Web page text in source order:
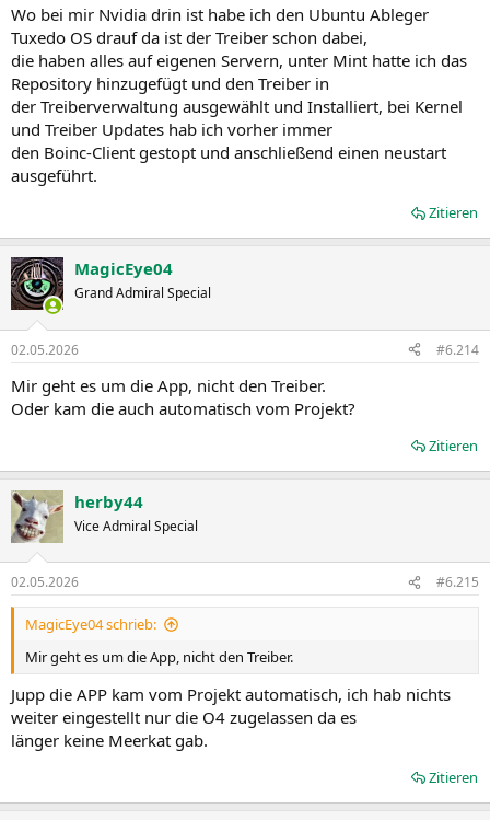
Wo bei mir Nvidia drin ist habe ich den Ubuntu Ableger
Tuxedo OS drauf da ist der Treiber schon dabei,
die haben alles auf eigenen Servern, unter Mint hatte ich das
Repository hinzugefügt und den Treiber in
der Treiberverwaltung ausgewählt und Installiert, bei Kernel
und Treiber Updates hab ich vorher immer
den Boinc-Client gestopt und anschließend einen neustart
ausgeführt.
Zitieren
MagicEye04
Grand Admiral Special
02.05.2026 #6.214
Mir geht es um die App, nicht den Treiber.
Oder kam die auch automatisch vom Projekt?
Zitieren
herby44
Vice Admiral Special
02.05.2026 #6.215
MagicEye04 schrieb:
Mir geht es um die App, nicht den Treiber.
Jupp die APP kam vom Projekt automatisch, ich hab nichts
weiter eingestellt nur die O4 zugelassen da es
länger keine Meerkat gab.
Zitieren